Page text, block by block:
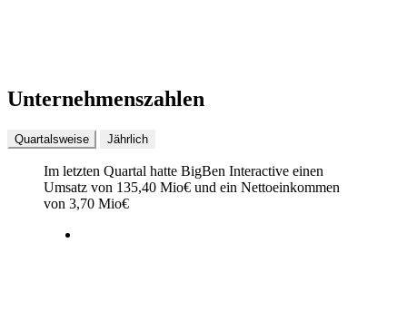
Unternehmenszahlen
Quartalsweise Jährlich
Im letzten Quartal hatte BigBen Interactive einen
Umsatz von 135,40 Mio€ und ein Nettoeinkommen
von 3,70 Mio€